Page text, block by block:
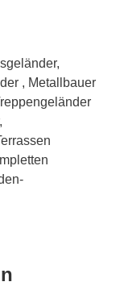
, Metallbauer